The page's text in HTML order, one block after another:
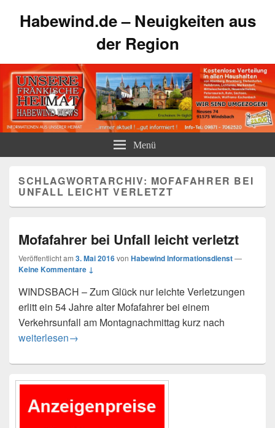
Habewind.de – Neuigkeiten aus
der Region
Menü
SCHLAGWORTARCHIV: MOFAFAHRER BEI
UNFALL LEICHT VERLETZT
Mofafahrer bei Unfall leicht verletzt
Veröffentlicht am 3. Mai 2016von Habewind Informationsdienst—
Keine Kommentare ↓
WINDSBACH – Zum Glück nur leichte Verletzungen
erlitt ein 54 Jahre alter Mofafahrer bei einem
Verkehrsunfall am Montagnachmittag kurz nach
Mofafahrer bei Unfall leicht verletzt
weiterlesen→
Primärer
Widgetbereich